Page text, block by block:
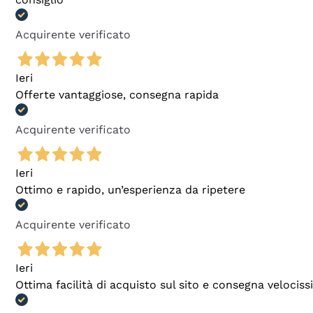
Acquirente verificato
Ieri
Offerte vantaggiose, consegna rapida
Acquirente verificato
Ieri
Ottimo e rapido, un’esperienza da ripetere
Acquirente verificato
Ieri
Ottima facilità di acquisto sul sito e consegna